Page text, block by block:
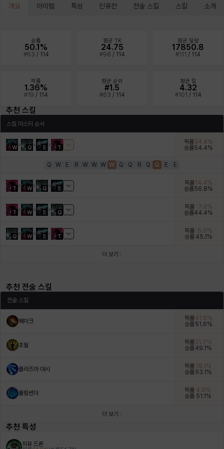
에스텔
윌리엄 유민 이바
이슈트반 이안 제니
츠바메 카밀로 케네스
펜리르 하트
개요 아이템 특성 인퓨전 전술 스킬 스킬 소개
승률
50.1%
#63 / 114
평균 TK
24.75
#98 / 114
평균 딜량
17850.8
#111 / 114
픽률
1.36%
#19 / 114
평균 순위
#1.5
#63 / 114
평균 킬
4.32
#101 / 114
추천 스킬
스킬 마스터 순서
W Q E T
픽률34.4%
승률54.4%
Q W E R W W W W Q Q R Q Q E E
T W Q E
픽률14.4%
승률56.8%
T W E Q
픽률 7.9%
승률44.4%
Q W E T
픽률 6.9%
승률 45.1%
더 보기
추천 전술 스킬
전술 스킬
퀘이크 픽률41.6%
승률51.6%
초월 픽률21.7%
승률49.1 %
플라즈마 대시 픽률 19.1 %
승률53.1 %
롤링썬더 픽률 4.6%
승률 51.1 %
더 보기
추천 특성
치유 드론